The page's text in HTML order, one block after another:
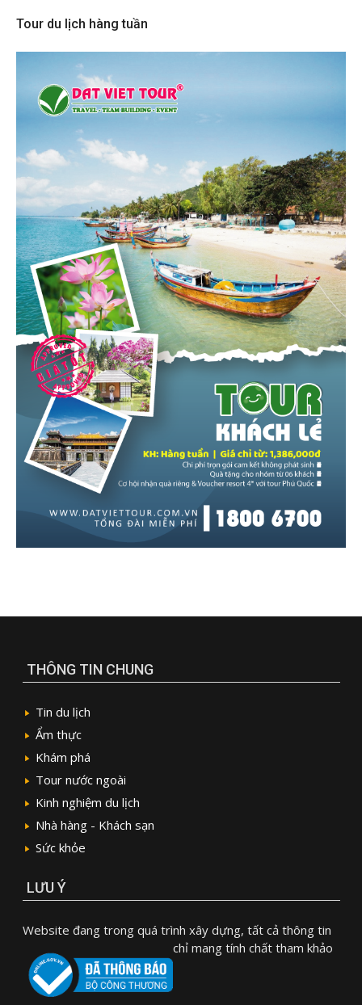
Tour du lịch hàng tuần
THÔNG TIN CHUNG
Tin du lịch
Ẩm thực
Khám phá
Tour nước ngoài
Kinh nghiệm du lịch
Nhà hàng - Khách sạn
Sức khỏe
LƯU Ý
Website đang trong quá trình xây dựng, tất cả thông tin
chỉ mang tính chất tham khảo